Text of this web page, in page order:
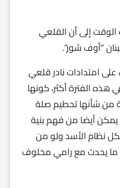
الوقت إلى أن القلعي
“أوف شور”.
امتدادات نادر قلعي
هذه الفترة أكثر، كونها
شأنها تحطيم صلة
يمكن أيضا من فهم بنية
نظام الأسد ولو من
ما يحدث مع رامي مخلوف